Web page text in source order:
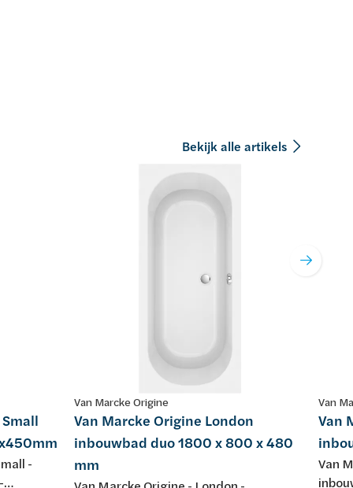
Bekijk alle artikels
-
Van Marcke Origine
Van Marcke Origine London
inbouwbad duo 1800 x 800 x 480
mm
Van
Van
Van